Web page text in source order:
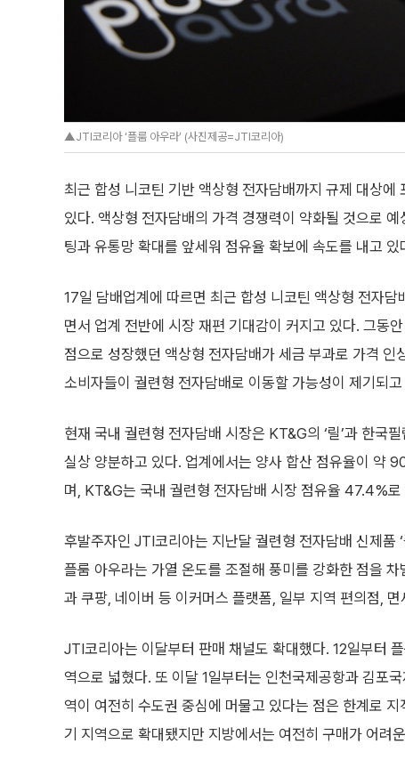
▲JTI코리아 ‘플룸 아우라’ (사진제공=JTI코리아)
최근 합성 니코틴 기반 액상형 전자담배까지 규제 대상
있다. 액상형 전자담배의 가격 경쟁력이 약화될 것으로
팅과 유통망 확대를 앞세워 점유율 확보에 속도를 내고 있
17일 담배업계에 따르면 최근 합성 니코틴 액상형 전자담
면서 업계 전반에 시장 재편 기대감이 커지고 있다. 그동
점으로 성장했던 액상형 전자담배가 세금 부과로 가격 인
소비자들이 궐련형 전자담배로 이동할 가능성이 제기되
현재 국내 궐련형 전자담배 시장은 KT&G의 ‘릴’과 한국
실상 양분하고 있다. 업계에서는 양사 합산 점유율이 약
며, KT&G는 국내 궐련형 전자담배 시장 점유율 47.4%로
후발주자인 JTI코리아는 지난달 궐련형 전자담배 신제품
플룸 아우라는 가열 온도를 조절해 풍미를 강화한 점을
과 쿠팡, 네이버 등 이커머스 플랫폼, 일부 지역 편의점,
JTI코리아는 이달부터 판매 채널도 확대했다. 12일부터
역으로 넓혔다. 또 이달 1일부터는 인천국제공항과 김포
역이 여전히 수도권 중심에 머물고 있다는 점은 한계로
기 지역으로 확대됐지만 지방에서는 여전히 구매가 어려